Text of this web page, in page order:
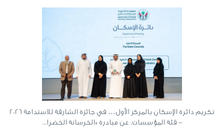
تكريم دائرة الإسكان بالمركز الأول… في جائزة الشارقة للاستدامة 2026
– فئة المؤسسات، عن مبادرة «الخرسانة الخضرا...